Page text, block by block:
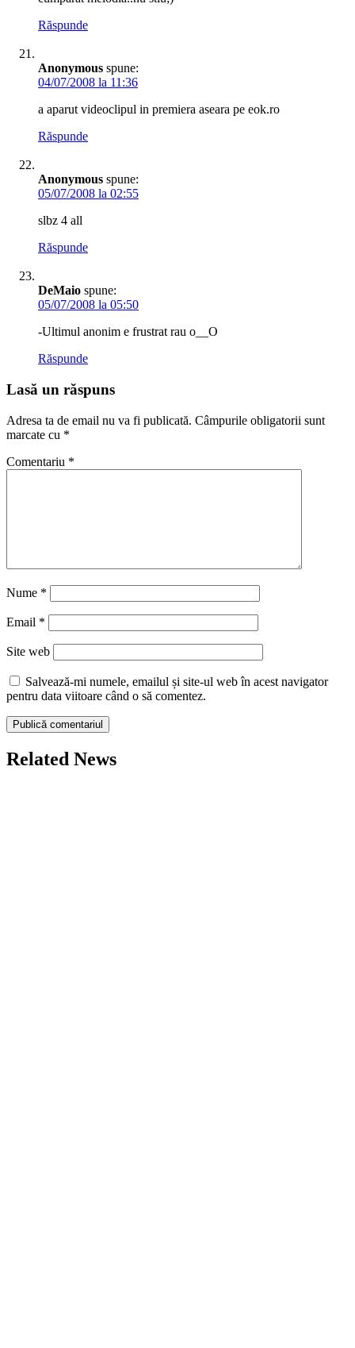
Răspunde
Anonymous spune:
04/07/2008 la 11:36
a aparut videoclipul in premiera aseara pe eok.ro
Răspunde
Anonymous spune:
05/07/2008 la 02:55
slbz 4 all
Răspunde
DeMaio spune:
05/07/2008 la 05:50
-Ultimul anonim e frustrat rau o__O
Răspunde
Lasă un răspuns
Adresa ta de email nu va fi publicată. Câmpurile obligatorii sunt
marcate cu *
Comentariu *
Nume *
Email *
Site web
Salvează-mi numele, emailul și site-ul web în acest navigator
pentru data viitoare când o să comentez.
Related News